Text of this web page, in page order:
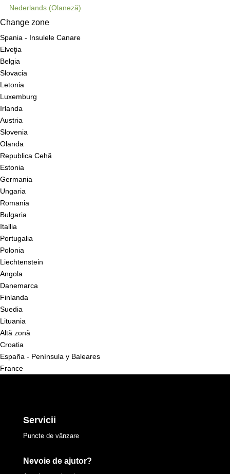
Nederlands (Olaneză)
Change zone
Spania - Insulele Canare
Elveţia
Belgia
Slovacia
Letonia
Luxemburg
Irlanda
Austria
Slovenia
Olanda
Republica Cehă
Estonia
Germania
Ungaria
Romania
Bulgaria
Itallia
Portugalia
Polonia
Liechtenstein
Angola
Danemarca
Finlanda
Suedia
Lituania
Altă zonă
Croatia
España - Península y Baleares
France
Servicii
Puncte de vânzare
Nevoie de ajutor?